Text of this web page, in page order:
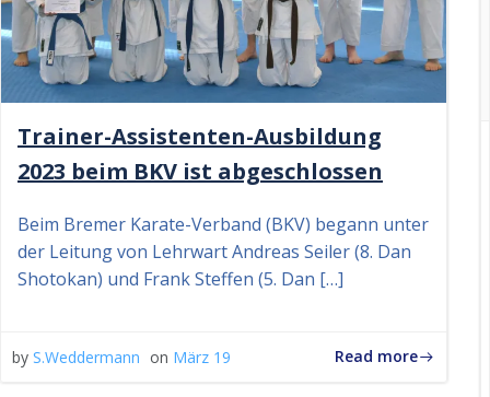
Trainer-Assistenten-Ausbildung
2023 beim BKV ist abgeschlossen
Beim Bremer Karate-Verband (BKV) begann unter
der Leitung von Lehrwart Andreas Seiler (8. Dan
Shotokan) und Frank Steffen (5. Dan […]
by S.Weddermann on März 19 Read more